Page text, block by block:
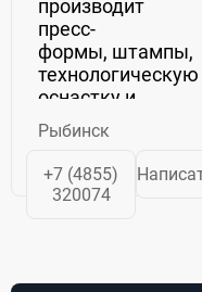
производит
пресс-
формы, штампы,
технологическую
оснастку и
приспособления,
контрольно –
измерительный,
металлорежущий,
Основным...
Рыбинск
+7 (4855)
320074